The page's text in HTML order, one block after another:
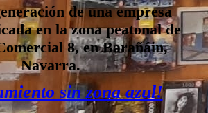
de una empresa
en lazona peatonalde
8, en Barañáin,
Navarra.
sin zona azul!